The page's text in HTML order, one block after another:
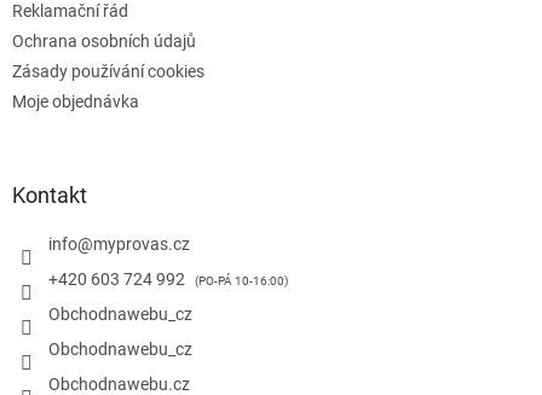
Reklamační řád
Ochrana osobních údajů
Zásady používání cookies
Moje objednávka
Kontakt
info@myprovas.cz
+420 603 724 992
Obchodnawebu_cz
Obchodnawebu_cz
Obchodnawebu.cz